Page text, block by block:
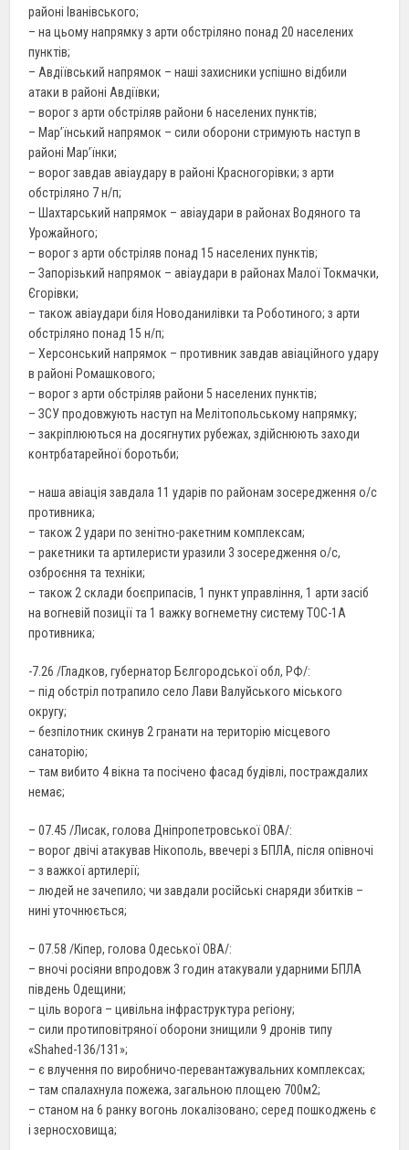
районі Іванівського;
– на цьому напрямку з арти обстріляно понад 20 населених
пунктів;
– Авдіївський напрямок – наші захисники успішно відбили
атаки в районі Авдіївки;
– ворог з арти обстріляв райони 6 населених пунктів;
– Мар’їнський напрямок – сили оборони стримують наступ в
районі Мар’їнки;
– ворог завдав авіаудару в районі Красногорівки; з арти
обстріляно 7 н/п;
– Шахтарський напрямок – авіаудари в районах Водяного та
Урожайного;
– ворог з арти обстріляв понад 15 населених пунктів;
– Запорізький напрямок – авіаудари в районах Малої Токмачки,
Єгорівки;
– також авіаудари біля Новоданилівки та Роботиного; з арти
обстріляно понад 15 н/п;
– Херсонський напрямок – противник завдав авіаційного удару
в районі Ромашкового;
– ворог з арти обстріляв райони 5 населених пунктів;
– ЗСУ продовжують наступ на Мелітопольському напрямку;
– закріплюються на досягнутих рубежах, здійснюють заходи
контрбатарейної боротьби;
– наша авіація завдала 11 ударів по районам зосередження о/с
противника;
– також 2 удари по зенітно-ракетним комплексам;
– ракетники та артилеристи уразили 3 зосередження о/с,
озброєння та техніки;
– також 2 склади боєприпасів, 1 пункт управління, 1 арти засіб
на вогневій позиції та 1 важку вогнеметну систему ТОС-1А
противника;
-7.26 /Гладков, губернатор Бєлгородської обл, РФ/:
– під обстріл потрапило село Лави Валуйського міського
округу;
– безпілотник скинув 2 гранати на територію місцевого
санаторію;
– там вибито 4 вікна та посічено фасад будівлі, постраждалих
немає;
– 07.45 /Лисак, голова Дніпропетровської ОВА/:
– ворог двічі атакував Нікополь, ввечері з БПЛА, після опівночі
– з важкої артилерії;
– людей не зачепило; чи завдали російські снаряди збитків –
нині уточнюється;
– 07.58 /Кіпер, голова Одеської ОВА/:
– вночі росіяни впродовж 3 годин атакували ударними БПЛА
південь Одещини;
– ціль ворога – цивільна інфраструктура регіону;
– сили протиповітряної оборони знищили 9 дронів типу
«Shahed-136/131»;
– є влучення по виробничо-перевантажувальних комплексах;
– там спалахнула пожежа, загальною площею 700м2;
– станом на 6 ранку вогонь локалізовано; серед пошкоджень є
і зерносховища;